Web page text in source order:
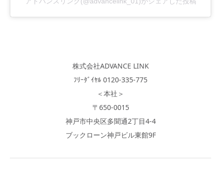
株式会社ADVANCE LINK
ﾌﾘｰﾀﾞｲﾔﾙ 0120-335-775
＜本社＞
〒650-0015
神戸市中央区多聞通2丁目4-4
ブックローン神戸ビル東館9F